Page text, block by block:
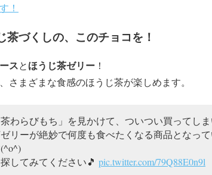
！
づくしの、このチョコを！
スとほうじ茶ゼリー ！
まざまな食感のほうじ茶が楽しめます。
わらびもち」を見かけて、ついつい買ってしま
リーが絶妙で何度も食べたくなる商品となって
してみてください🎵 pic.twitter.com/79Q88E0n9l